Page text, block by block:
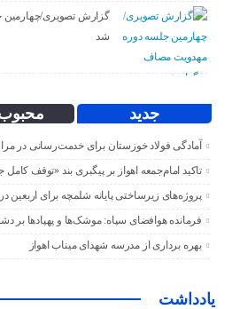
گزارش تصویری/چهارمین
شد
جدید
آمادگی فولاد خوزستان برای خدمت‌رسانی در
تاکید امام‌جمعه اهواز بر پیگبری بند «توقف
پروژه‌های زیرساختی پایانه شلمچه برای اربعین
فرمانده هوافضای سپاه: موشک‌ها و پهپادها
بهره برداری از مدرسه شهدای میناب اهواز
یادداشت